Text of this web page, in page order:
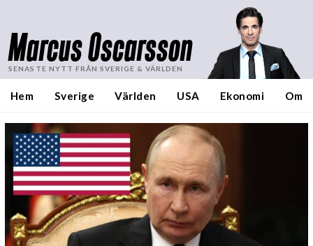
Marcus Oscarsson
SENASTE NYTT FRÅN SVERIGE & VÄRLDEN
Hem Sverige Världen USA Ekonomi Om